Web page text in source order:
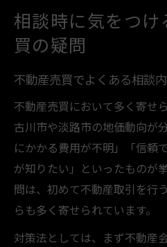
相談時に気をつけ
買の疑問
不動産売買でよくある相談
不動産売買において多く寄せ
古川市や淡路市の地価動向が
にかかる費用が不明」「信頼
が知りたい」といったものが
問は、初めて不動産取引を行
らも多く寄せられています。
対策法としては、まず不動産